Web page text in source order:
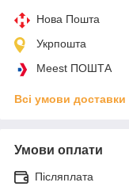
Нова Пошта
Укрпошта
Meest ПОШТА
Всі умови доставки
Умови оплати
Післяплата